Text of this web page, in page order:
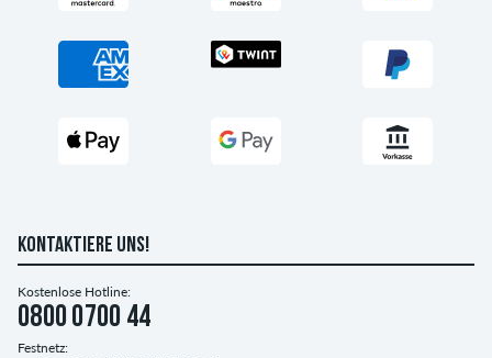
KONTAKTIERE UNS!
Kostenlose Hotline:
0800 0700 44
Festnetz: